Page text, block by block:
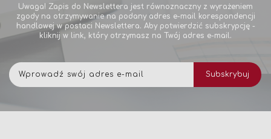
Uwaga! Zapis do Newslettera jest równoznaczny z wyrażeniem
zgody na otrzymywanie na podany adres e-mail korespondencji
handlowej w postaci Newslettera. Aby potwierdzić subskrypcję -
kliknij w link, który otrzymasz na Twój adres e-mail.
nasz
newsletter:
Subskrybuj